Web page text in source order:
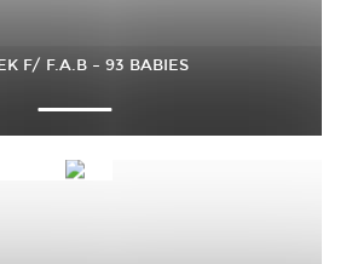
F/ F.A.B – 93 BABIES